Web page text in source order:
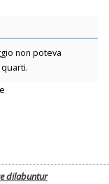
non poteva
dilabuntur